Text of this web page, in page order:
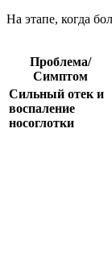
На этапе, когда
Проблема/
Симптом
Сильный отек и
воспаление
носоглотки